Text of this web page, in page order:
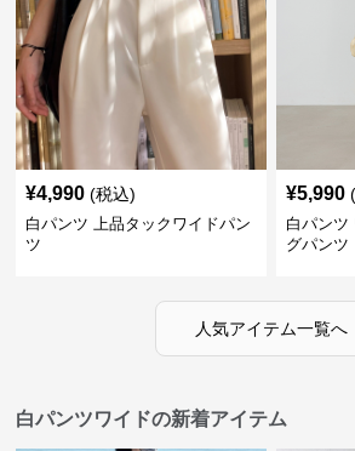
¥4,990 (税込)
白パンツ 上品タックワイドパン
ツ
¥5,990
白パンツ
グパンツ
人気アイテム一覧へ
白パンツワイドの新着アイテム